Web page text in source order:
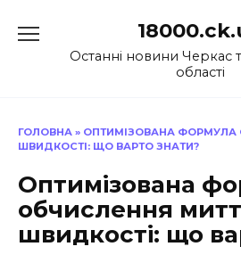
до
Останні новини Черкас
області
ГОЛОВНА » ОПТИМІЗОВАНА ФОРМУЛА
ШВИДКОСТІ: ЩО ВАРТО ЗНАТИ?
Оптимізована
обчислення
швидкості: що